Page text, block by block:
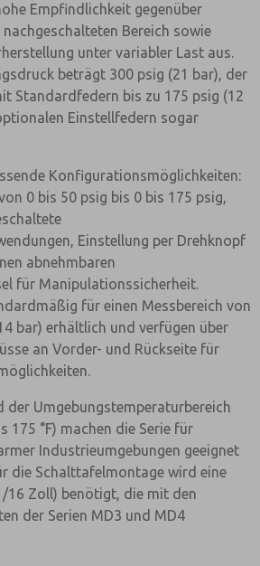
Empfindlichkeit gegenüber
Bereich sowie
unter variabler Last aus.
beträgt 300 psig (21 bar), der
Standardfedern bis zu 175 psig (12
Einstellfedern sogar
Konfigurationsmöglichkeiten:
0 bis 50 psig bis 0 bis 175 psig,
Einstellung per Drehknopf
abnehmbaren
für Manipulationssicherheit.
für einen Messbereich von
bar) erhältlich und verfügen über
an Vorder- und Rückseite für
der Umgebungstemperaturbereich
175 °F) machen die Serie für
Industrieumgebungen geeignet
die Schalttafelmontage wird eine
16 Zoll) benötigt, die mit den
der Serien MD3 und MD4